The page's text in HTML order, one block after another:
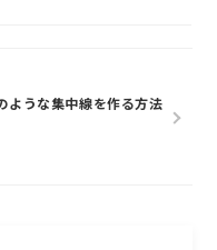
うな集中線を作る方法